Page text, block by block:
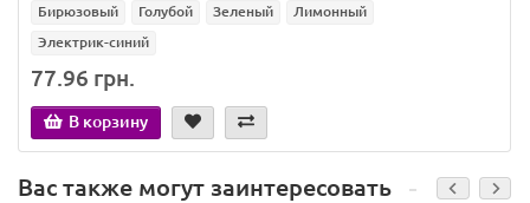
Бирюзовый Голубой Зеленый
Лимонный
Электрик-синий
77.96 грн.
В корзину
Вас также могут заинтересовать